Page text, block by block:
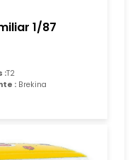
1/87
:T2
: Brekina